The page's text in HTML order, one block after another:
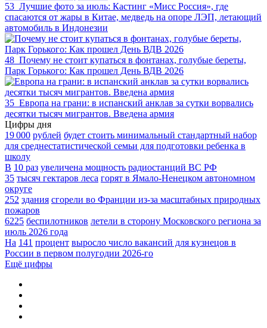
53 Лучшие фото за июль: Кастинг «Мисс Россия», где
спасаются от жары в Китае, медведь на опоре ЛЭП, летающий
автомобиль в Индонезии
48 Почему не стоит купаться в фонтанах, голубые береты,
Парк Горького: Как прошел День ВДВ 2026
35 Европа на грани: в испанский анклав за сутки ворвались
десятки тысяч мигрантов. Введена армия
Цифры дня
19 000 рублей будет стоить минимальный стандартный набор
для среднестатистической семьи для подготовки ребенка в
школу
В 10 раз увеличена мощность радиостанций ВС РФ
35 тысяч гектаров леса горят в Ямало-Ненецком автономном
округе
252 здания сгорели во Франции из-за масштабных природных
пожаров
6225 беспилотников летели в сторону Московского региона за
июль 2026 года
На 141 процент выросло число вакансий для кузнецов в
России в первом полугодии 2026-го
Ещё цифры